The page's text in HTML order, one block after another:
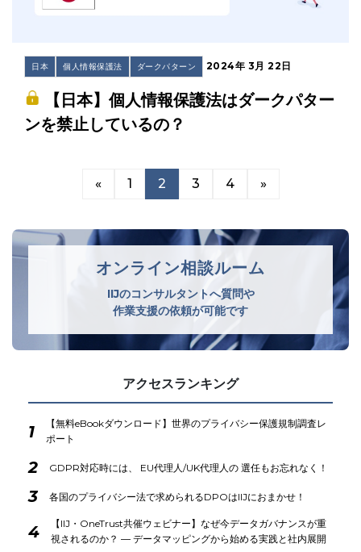
日本 個人情報保護法 ダークパターン 2024年 3月 22日
【日本】個人情報保護法はダークパター
ンを禁止しているの？
« 1 2 3 4 »
オンライン相談ルーム
IIJのコンサルタントへ質問や
作業支援の依頼が可能です
アクセスランキング
1
【無料eBookダウンロード】世界のプライバシー保護規制調査レ
ポート
2 GDPR対応時には、 EU代理人/UK代理人の 選任もお忘れなく！
3 各国のプライバシー法で求められるDPOはIIJにおまかせ！
4
【IIJ・OneTrust共催ウェビナー】なぜ今データガバナンスが重
視されるのか？ ― データマッピングから始める実践と社内展開